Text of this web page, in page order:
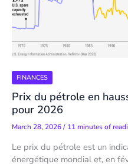
FINANCES
Prix du pétrole en
pour 2026
March 28, 2026/ 11 minutes of
Le prix du pétrole est un
énergétique mondial et, en